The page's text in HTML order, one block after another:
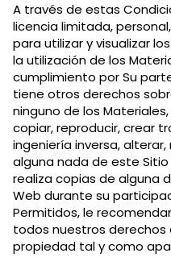
A través de estas
licencia limitada,
para utilizar y visualizar
la utilización de los
cumplimiento por Su
tiene otros derechos
ninguno de los
copiar, reproducir, crear
ingeniería inversa,
alguna nada de este
realiza copias de alguna
Web durante su
Permitidos, le
todos nuestros
propiedad tal y como